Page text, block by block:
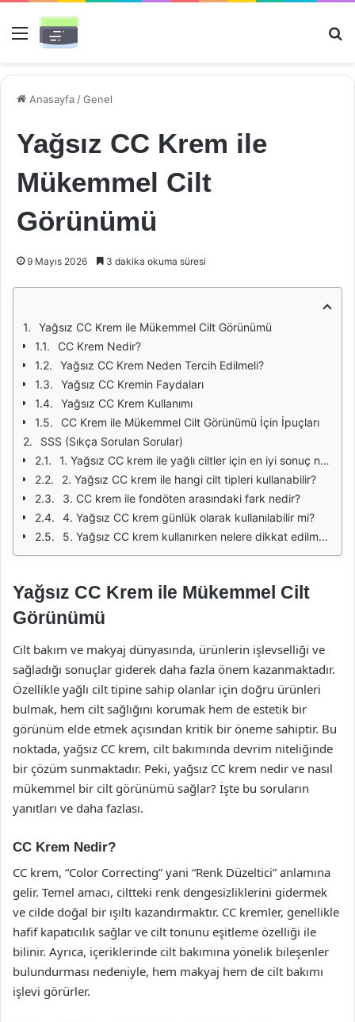
Menü
Anasayfa /Genel
Yağsız CC Krem ile
Mükemmel Cilt
Görünümü
9 Mayıs 2026 3 dakika okuma süresi
Yağsız CC Krem ile Mükemmel Cilt Görünümü
CC Krem Nedir?
Yağsız CC Krem Neden Tercih Edilmeli?
Yağsız CC Kremin Faydaları
Yağsız CC Krem Kullanımı
CC Krem ile Mükemmel Cilt Görünümü İçin İpuçları
SSS (Sıkça Sorulan Sorular)
1. Yağsız CC krem ile yağlı ciltler için en iyi sonuç nasıl elde edilir?
2. Yağsız CC krem ile hangi cilt tipleri kullanabilir?
3. CC krem ile fondöten arasındaki fark nedir?
4. Yağsız CC krem günlük olarak kullanılabilir mi?
5. Yağsız CC krem kullanırken nelere dikkat edilmelidir?
Yağsız CC Krem ile Mükemmel Cilt
Görünümü
Cilt bakım ve makyaj dünyasında, ürünlerin işlevselliği ve
sağladığı sonuçlar giderek daha fazla önem kazanmaktadır.
Özellikle yağlı cilt tipine sahip olanlar için doğru ürünleri
bulmak, hem cilt sağlığını korumak hem de estetik bir
görünüm elde etmek açısından kritik bir öneme sahiptir. Bu
noktada, yağsız CC krem, cilt bakımında devrim niteliğinde
bir çözüm sunmaktadır. Peki, yağsız CC krem nedir ve nasıl
mükemmel bir cilt görünümü sağlar? İşte bu soruların
yanıtları ve daha fazlası.
CC Krem Nedir?
CC krem, “Color Correcting” yani “Renk Düzeltici” anlamına
gelir. Temel amacı, ciltteki renk dengesizliklerini gidermek
ve cilde doğal bir ışıltı kazandırmaktır. CC kremler, genellikle
hafif kapatıcılık sağlar ve cilt tonunu eşitleme özelliği ile
bilinir. Ayrıca, içeriklerinde cilt bakımına yönelik bileşenler
bulundurması nedeniyle, hem makyaj hem de cilt bakımı
işlevi görürler.